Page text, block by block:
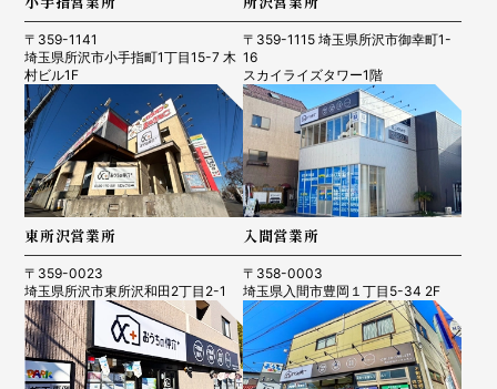
〒359-1141
埼玉県所沢市小手指町1丁目15-7 木
村ビル1F
〒359-1115 埼玉県所沢市御幸町1-
16
スカイライズタワー1階
東所沢営業所
〒359-0023
埼玉県所沢市東所沢和田2丁目2-1
入間営業所
〒358-0003
埼玉県入間市豊岡１丁目5-34 2F